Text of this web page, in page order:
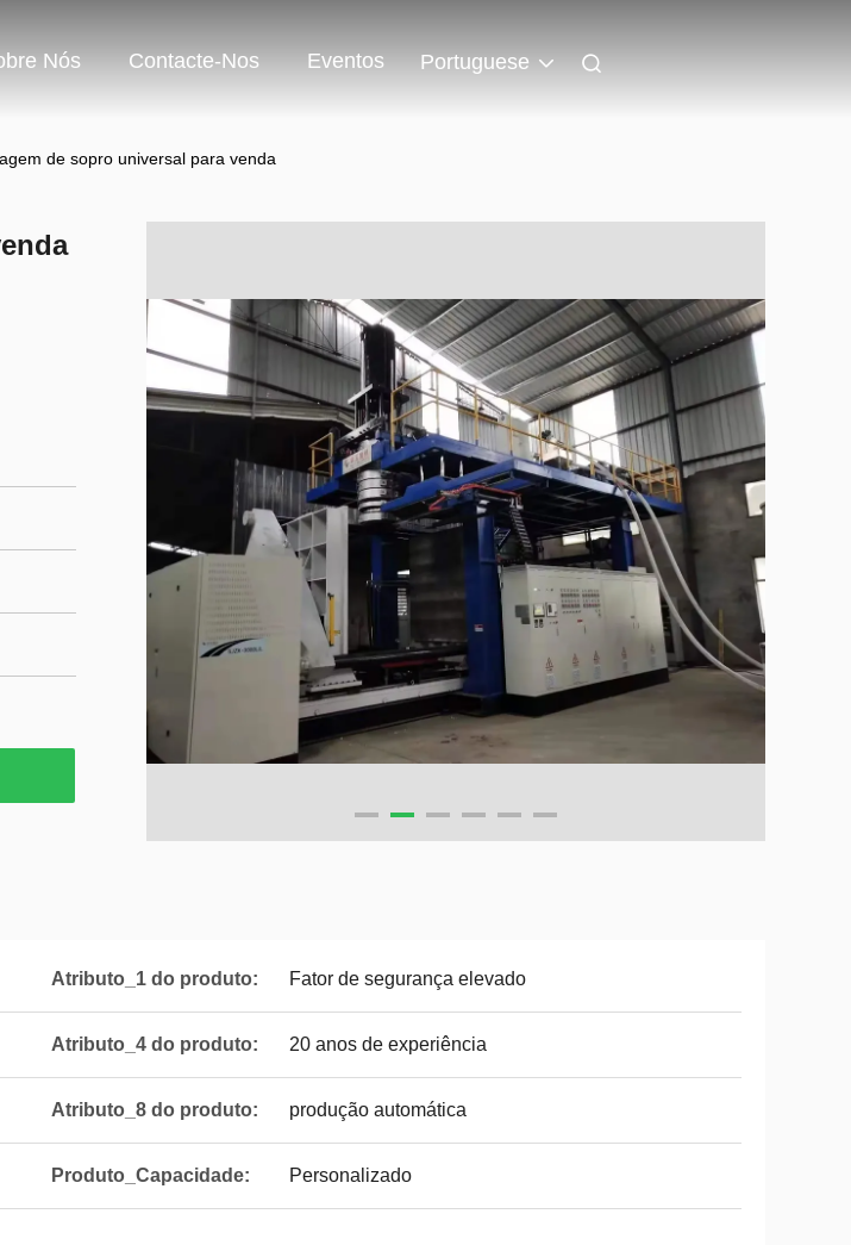
Nós Contacte-Nos Eventos Portuguese
de sopro universal para venda
Atributo_1 do produto: Fator de segurança elevado
Atributo_4 do produto: 20 anos de experiência
Atributo_8 do produto: produção automática
Produto_Capacidade: Personalizado